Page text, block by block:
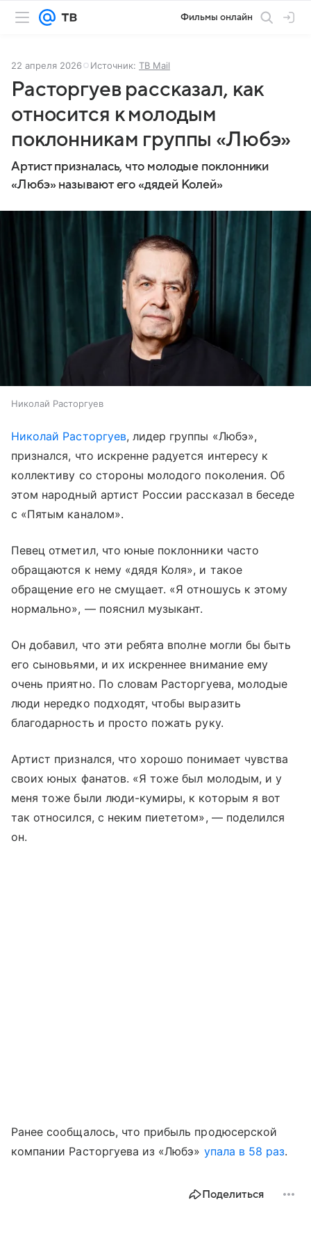
Фильмы онлайн
22 апреля 2026 Источник: ТВ Mail
Расторгуев рассказал, как
относится к молодым
поклонникам группы «Любэ»
Артист призналась, что молодые поклонники
«Любэ» называют его «дядей Колей»
Николай Расторгуев
Николай Расторгуев, лидер группы «Любэ»,
признался, что искренне радуется интересу к
коллективу со стороны молодого поколения. Об
этом народный артист России рассказал в беседе
с «Пятым каналом».
Певец отметил, что юные поклонники часто
обращаются к нему «дядя Коля», и такое
обращение его не смущает. «Я отношусь к этому
нормально», — пояснил музыкант.
Он добавил, что эти ребята вполне могли бы быть
его сыновьями, и их искреннее внимание ему
очень приятно. По словам Расторгуева, молодые
люди нередко подходят, чтобы выразить
благодарность и просто пожать руку.
Артист признался, что хорошо понимает чувства
своих юных фанатов. «Я тоже был молодым, и у
меня тоже были люди-кумиры, к которым я вот
так относился, с неким пиететом», — поделился
он.
Ранее сообщалось, что прибыль продюсерской
компании Расторгуева из «Любэ» упала в 58 раз.
Поделиться